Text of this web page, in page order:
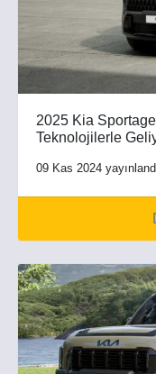
2025 Kia
Teknolojilerle
09 Kas 2024